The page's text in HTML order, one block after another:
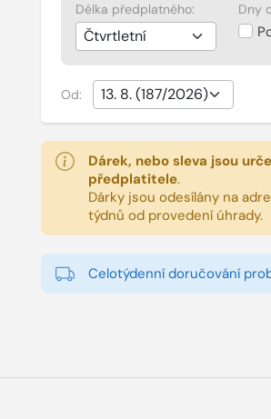
Délka předplatného: Dny
Od:
Dárek, nebo sleva jsou
předplatitele.
Dárky jsou odesílány na
týdnů od provedení úhrady.
Celotýdenní doručování